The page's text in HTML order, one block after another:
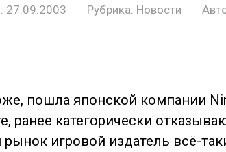
27.09.2003 Рубрика: Новости
пошла японской компании
ранее категорически
игровой издатель всё-